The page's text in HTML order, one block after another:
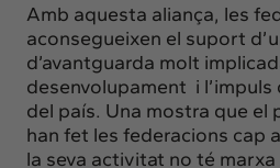
Amb aquesta aliança, les
aconsegueixen el suport
d’avantguarda molt
desenvolupament i l’impuls
del país. Una mostra que el
han fet les federacions cap
la seva activitat no té marxa